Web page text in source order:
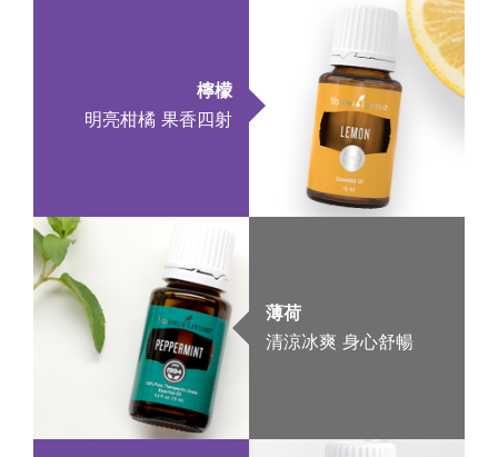
檸檬
明亮柑橘 果香四射
薄荷
清涼冰爽 身心舒暢